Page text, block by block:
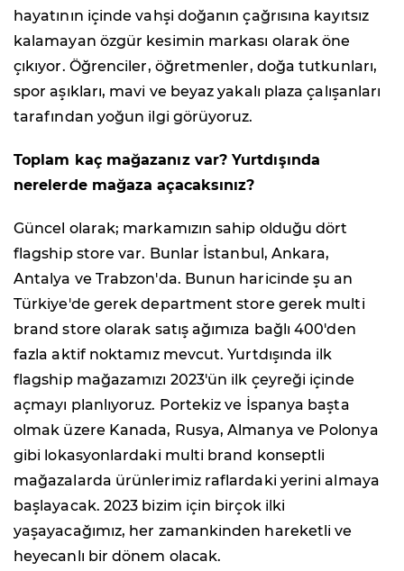
hayatının içinde vahşi doğanın çağrısına kayıtsız
kalamayan özgür kesimin markası olarak öne
çıkıyor. Öğrenciler, öğretmenler, doğa tutkunları,
spor aşıkları, mavi ve beyaz yakalı plaza çalışanları
tarafından yoğun ilgi görüyoruz.
Toplam kaç mağazanız var? Yurtdışında
nerelerde mağaza açacaksınız?
Güncel olarak; markamızın sahip olduğu dört
flagship store var. Bunlar İstanbul, Ankara,
Antalya ve Trabzon'da. Bunun haricinde şu an
Türkiye'de gerek department store gerek multi
brand store olarak satış ağımıza bağlı 400'den
fazla aktif noktamız mevcut. Yurtdışında ilk
flagship mağazamızı 2023'ün ilk çeyreği içinde
açmayı planlıyoruz. Portekiz ve İspanya başta
olmak üzere Kanada, Rusya, Almanya ve Polonya
gibi lokasyonlardaki multi brand konseptli
mağazalarda ürünlerimiz raflardaki yerini almaya
başlayacak. 2023 bizim için birçok ilki
yaşayacağımız, her zamankinden hareketli ve
heyecanlı bir dönem olacak.